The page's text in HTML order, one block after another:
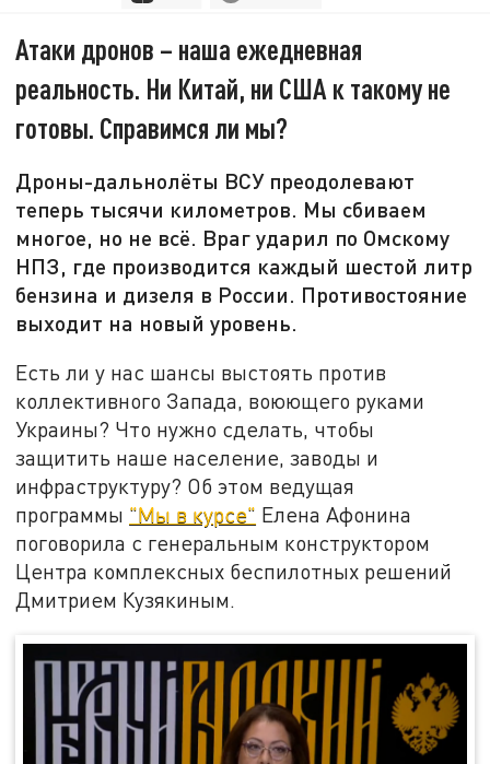
Атаки дронов – наша ежедневная
реальность. Ни Китай, ни США к такому не
готовы. Справимся ли мы?
Дроны-дальнолёты ВСУ преодолевают
теперь тысячи километров. Мы сбиваем
многое, но не всё. Враг ударил по Омскому
НПЗ, где производится каждый шестой литр
бензина и дизеля в России. Противостояние
выходит на новый уровень.
Есть ли у нас шансы выстоять против
коллективного Запада, воюющего руками
Украины? Что нужно сделать, чтобы
защитить наше население, заводы и
инфраструктуру? Об этом ведущая
программы "Мы в курсе" Елена Афонина
поговорила с генеральным конструктором
Центра комплексных беспилотных решений
Дмитрием Кузякиным.